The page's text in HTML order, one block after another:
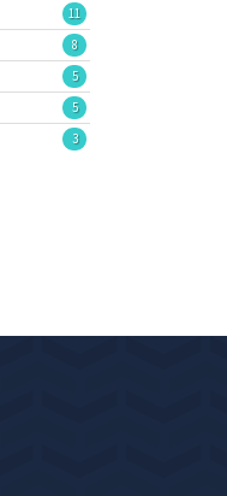
11
8
5
5
3